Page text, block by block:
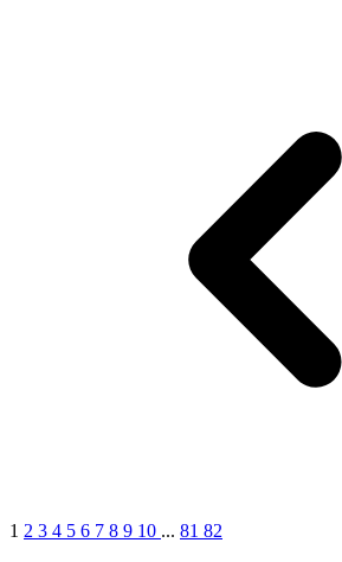
1 2 3 4 5 6 7 8 9 10 ... 81 82